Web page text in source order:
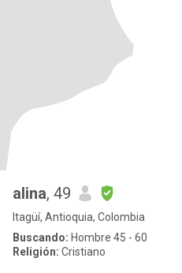
alina, 49
Itagüí, Antioquia, Colombia
Buscando: Hombre 45 - 60
Religión: Cristiano